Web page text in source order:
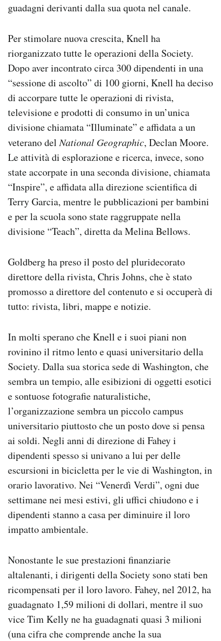
guadagni derivanti dalla sua quota nel canale.
Per stimolare nuova crescita, Knell ha
riorganizzato tutte le operazioni della Society.
Dopo aver incontrato circa 300 dipendenti in una
“sessione di ascolto” di 100 giorni, Knell ha deciso
di accorpare tutte le operazioni di rivista,
televisione e prodotti di consumo in un’unica
divisione chiamata “Illuminate” e affidata a un
veterano delNational Geographic, Declan Moore.
Le attività di esplorazione e ricerca, invece, sono
state accorpate in una seconda divisione, chiamata
“Inspire”, e affidata alla direzione scientifica di
Terry Garcia, mentre le pubblicazioni per bambini
e per la scuola sono state raggruppate nella
divisione “Teach”, diretta da Melina Bellows.
Goldberg ha preso il posto del pluridecorato
direttore della rivista, Chris Johns, che è stato
promosso a direttore del contenuto e si occuperà di
tutto: rivista, libri, mappe e notizie.
In molti sperano che Knell e i suoi piani non
rovinino il ritmo lento e quasi universitario della
Society. Dalla sua storica sede di Washington, che
sembra un tempio, alle esibizioni di oggetti esotici
e sontuose fotografie naturalistiche,
l’organizzazione sembra un piccolo campus
universitario piuttosto che un posto dove si pensa
ai soldi. Negli anni di direzione di Fahey i
dipendenti spesso si univano a lui per delle
escursioni in bicicletta per le vie di Washington, in
orario lavorativo. Nei “Venerdì Verdi”, ogni due
settimane nei mesi estivi, gli uffici chiudono e i
dipendenti stanno a casa per diminuire il loro
impatto ambientale.
Nonostante le sue prestazioni finanziarie
altalenanti, i dirigenti della Society sono stati ben
ricompensati per il loro lavoro. Fahey, nel 2012, ha
guadagnato 1,59 milioni di dollari, mentre il suo
vice Tim Kelly ne ha guadagnati quasi 3 milioni
(una cifra che comprende anche la sua